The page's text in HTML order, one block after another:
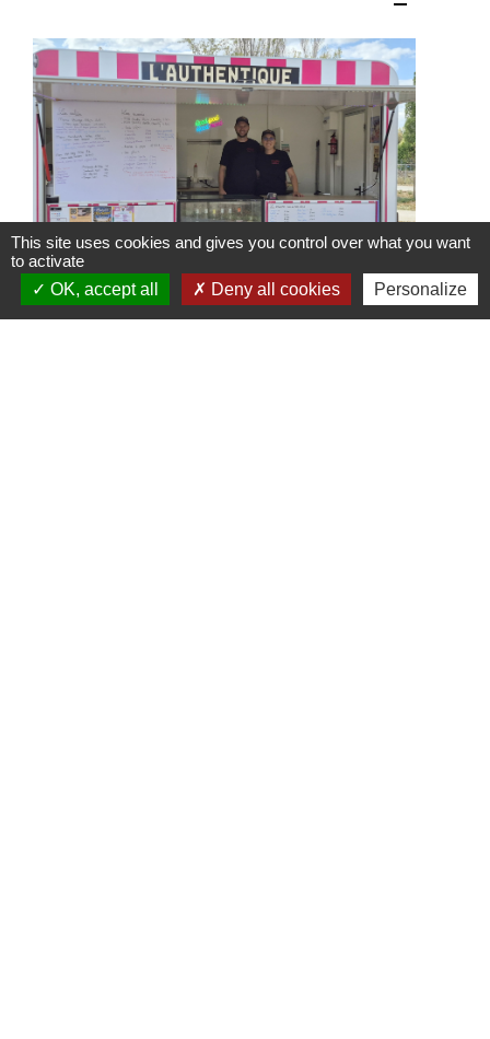
This site uses cookies and gives you control over what you want
to activate
OK, accept all
Deny all cookies Personalize